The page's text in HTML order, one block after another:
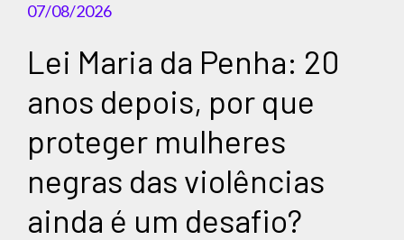
07/08/2026
Lei Maria da Penha: 20
anos depois, por que
proteger mulheres
negras das violências
ainda é um desafio?